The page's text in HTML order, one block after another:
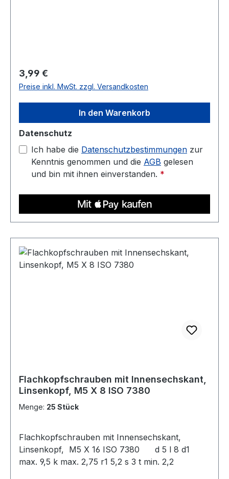
Regulärer Preis:
3,99 €
Preise inkl. MwSt. zzgl. Versandkosten
In den Warenkorb
Datenschutz
Ich habe die Datenschutzbestimmungen zur
Kenntnis genommen und die AGB gelesen
und bin mit ihnen einverstanden. *
Flachkopfschrauben mit Innensechskant,
Linsenkopf, M5 X 8 ISO 7380
Menge: 25 Stück
Flachkopfschrauben mit Innensechskant,
Linsenkopf, M5 X 16 ISO 7380 d 5 l 8 d1